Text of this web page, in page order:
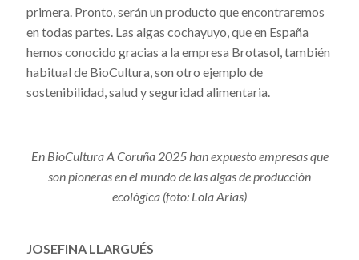
primera. Pronto, serán un producto que encontraremos
en todas partes. Las algas cochayuyo, que en España
hemos conocido gracias a la empresa Brotasol, también
habitual de BioCultura, son otro ejemplo de
sostenibilidad, salud y seguridad alimentaria.
En BioCultura A Coruña 2025 han expuesto empresas que
son pioneras en el mundo de las algas de producción
ecológica (foto: Lola Arias)
JOSEFINA LLARGUÉS